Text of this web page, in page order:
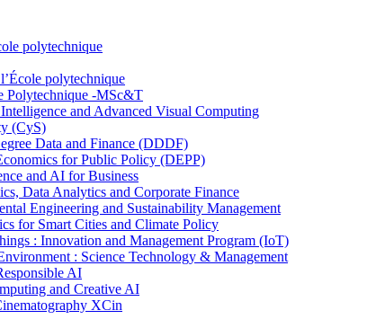
polytechnique
polytechnique
Polytechnique -MSc&T
and Advanced Visual Computing
(CyS)
Data and Finance (DDDF)
for Public Policy (DEPP)
and AI for Business
Data Analytics and Corporate Finance
Engineering and Sustainability Management
for Smart Cities and Climate Policy
: Innovation and Management Program (IoT)
: Science Technology & Management
AI
and Creative AI
XCin